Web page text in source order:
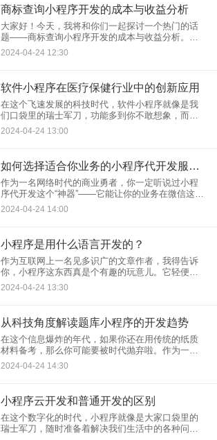
商标查询小程序开发的成本与收益分析
大家好！今天，我将和你们一起探讨一个热门的话
题——商标查询小程序开发的成本与收益分析。不
知你是否有过这样的体验，当你脑海中突然冒出一
个绝妙的商标想法时，却发现查询商标的过程繁琐
2024-04-24 12:30
软件小程序在医疗保健行业中的创新应用
在这个飞速发展的科技时代，软件小程序就像是我
们口袋里的瑞士军刀，功能多到你不敢想象，而在
医疗保健行业，它们正以一种近乎变革性的姿态，
悄悄地重塑着我们的健康生活。今天，就让我带你
2024-04-24 13:00
如何选择适合你业务的小程序代开发服务商？
作为一名网络时代的商业勇者，你一定听说过小程
序代开发这个“神器”——它能让你的业务在微信这个
超级APP中飞速奔跑起来。但如何在茫茫服务商海
中捕捉到那只为你的业务量身打造的小程序代开
2024-04-24 14:00
小程序是用什么语言开发的？
作为互联网上一名见多识广的文章作者，我得告诉
你，小程序这东西真是个有趣的玩意儿。它轻便、
快速，就像是互联网世界里的便携式瑞士军刀。今
天，就让我用我那半桶水的技术知识，来为你揭秘
2024-04-24 13:30
从科技角度解读题库小程序的开发趋势
在这个信息爆炸的年代，如果你还在用传统的纸质
材料备考，那么你可能要被时代抛弃啦。作为一个
科技领域的深度爱好者和见证者，我今天就带大家
一起从科技角度，聊聊那些正在改变我们学习方式
2024-04-24 14:30
小程序云开发和普通开发的区别
在这个数字化的时代，小程序就像是大家口袋里的
瑞士军刀，随时准备着解决我们生活中的各种问